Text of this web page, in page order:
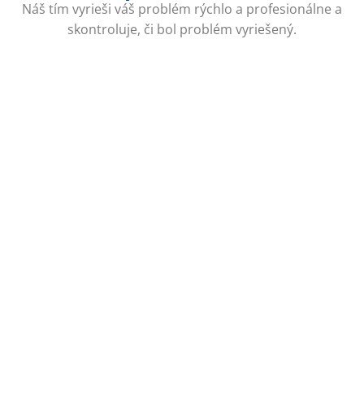
Náš tím vyrieši váš problém rýchlo a profesionálne a
skontroluje, či bol problém vyriešený.